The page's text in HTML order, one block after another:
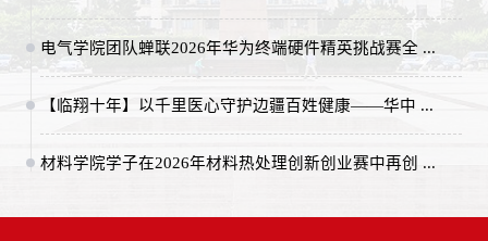
第810期
第808期
第807期
第806期
电气学院团队蝉联2026年华为终端硬件精英挑战赛全 ...
【临翔十年】以千里医心守护边疆百姓健康——华中 ...
材料学院学子在2026年材料热处理创新创业赛中再创 ...